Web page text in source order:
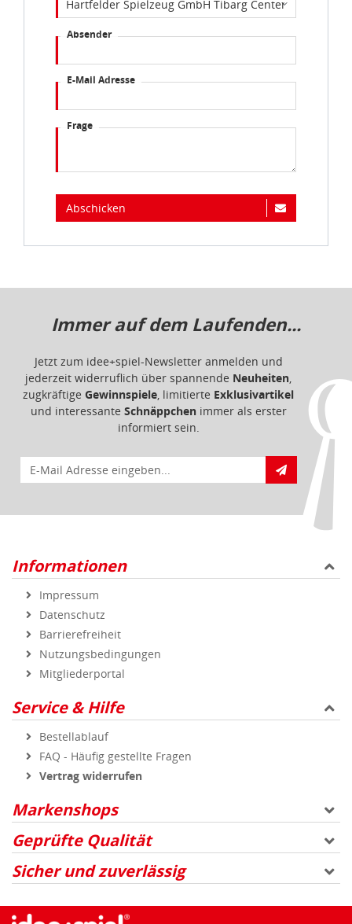
Absender
E-Mail Adresse
Frage
Abschicken
Immer auf dem Laufenden...
Jetzt zum idee+spiel-Newsletter anmelden und
jederzeit widerruflich über spannende Neuheiten,
zugkräftige Gewinnspiele, limitierte Exklusivartikel
und interessante Schnäppchenimmer als erster
informiert sein.
E-Mail für Newsletteranmeldung
Informationen
Impressum
Datenschutz
Barrierefreiheit
Nutzungsbedingungen
Mitgliederportal
Service & Hilfe
Bestellablauf
FAQ - Häufig gestellte Fragen
Vertrag widerrufen
Markenshops
Geprüfte Qualität
Sicher und zuverlässig